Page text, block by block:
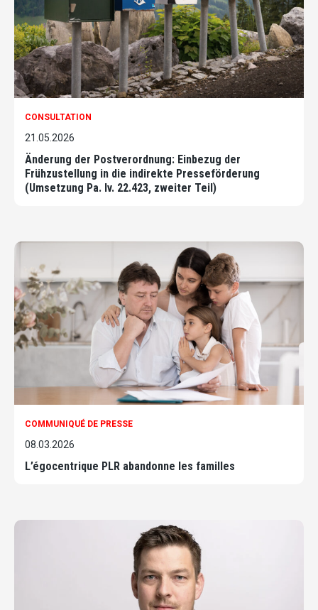
CONSULTATION
21.05.2026
Änderung der Postverordnung: Einbezug der
Frühzustellung in die indirekte Presseförderung
(Umsetzung Pa. Iv. 22.423, zweiter Teil)
COMMUNIQUÉ DE PRESSE
08.03.2026
L’égocentrique PLR abandonne les familles